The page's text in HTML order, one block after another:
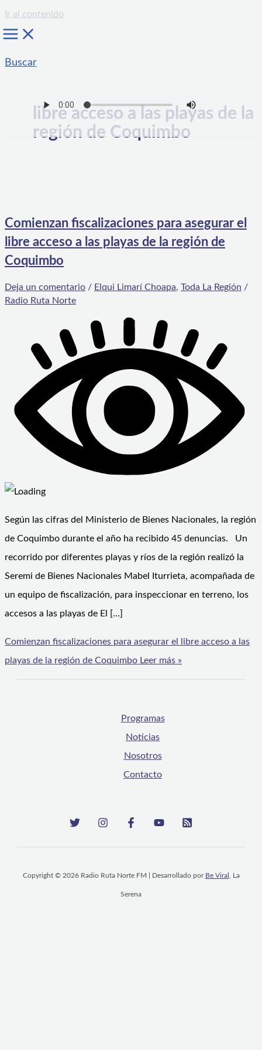
Ir al contenido
Buscar
libre acceso a las playas de la
región de Coquimbo
Comienzan fiscalizaciones para asegurar el
libre acceso a las playas de la región de
Coquimbo
Deja un comentario / Elqui Limarí Choapa, Toda La Región /
Radio Ruta Norte
Según las cifras del Ministerio de Bienes Nacionales, la región
de Coquimbo durante el año ha recibido 45 denuncias. Un
recorrido por diferentes playas y ríos de la región realizó la
Seremi de Bienes Nacionales Mabel Iturrieta, acompañada de
un equipo de fiscalización, para inspeccionar en terreno, los
accesos a las playas de El […]
Comienzan fiscalizaciones para asegurar el libre acceso a las
playas de la región de Coquimbo Leer más »
Programas
Noticias
Nosotros
Contacto
Copyright © 2026 Radio Ruta Norte FM | Desarrollado por Be Viral , La
Serena